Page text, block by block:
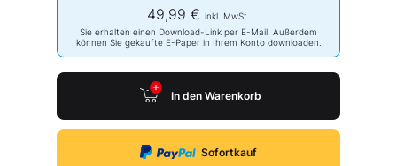
49,99 € inkl. MwSt.
Sie erhalten einen Download-Link per E-Mail. Außerdem
können Sie gekaufte E-Paper in Ihrem Konto downloaden.
In den Warenkorb
Sofortkauf